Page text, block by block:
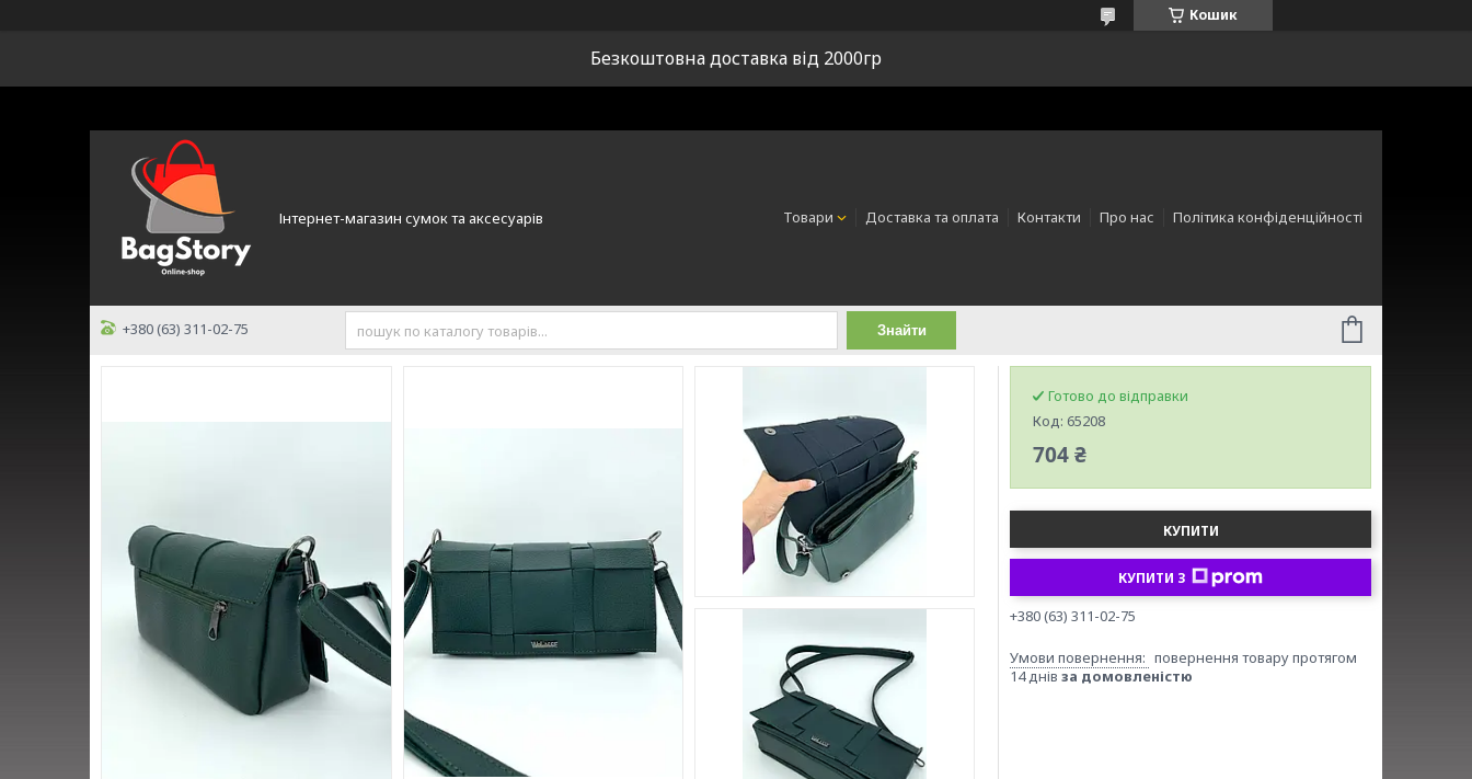
Кошик
Безкоштовна доставка від 2000гр
Інтернет-магазин сумок та аксесуарів Товари Доставка та оплата Контакти Про нас Політика конфіденційності
+380 (63) 311-02-75 Знайти
Готово до відправки
Код: 65208
704 ₴
КУПИТИ
КУПИТИ З
+380 (63) 311-02-75
повернення товару протягом
14 днів за домовленістю